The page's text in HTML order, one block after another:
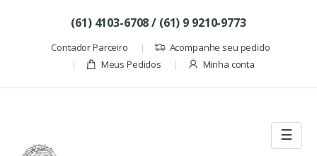
(61) 4103-6708 / (61) 9 9210-9773
Contador Parceiro
Acompanhe seu pedido
Meus Pedidos
Minha conta
☰